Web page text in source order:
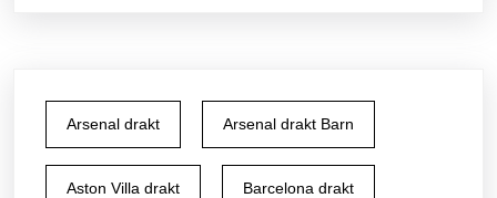
Arsenal drakt Arsenal drakt Barn
Aston Villa drakt Barcelona drakt